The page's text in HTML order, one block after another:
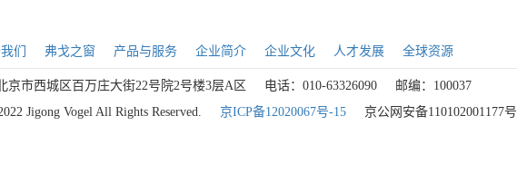
们 弗戈之窗 产品与服务 企业简介 企业文化 人才发展 全球资源
京市西城区百万庄大街22号院2号楼3层A区 电话：010-63326090
邮编：100037
Jigong Vogel All Rights Reserved.
京ICP备12020067号-15 京公网安备110102001177号